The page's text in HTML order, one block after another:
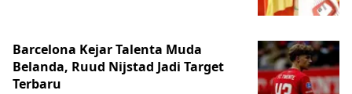
Barcelona Kejar Talenta Muda
Belanda, Ruud Nijstad Jadi Target
Terbaru